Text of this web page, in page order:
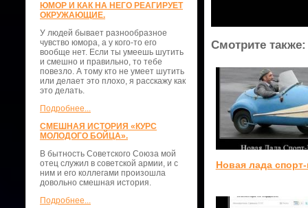
ЮМОР И КАК НА НЕГО РЕАГИРУЕТ
ОКРУЖАЮЩИЕ.
У людей бывает разнообразное
чувство юмора, а у кого-то его
вообще нет. Если ты умеешь шутить
и смешно и правильно, то тебе
повезло. А тому кто не умеет шутить
или делает это плохо, я расскажу как
это делать.
Подробнее...
СМЕШНАЯ ИСТОРИЯ «КУРС
МОЛОДОГО БОЙЦА».
В бытность Советского Союза мой
отец служил в советской армии, и с
ним и его коллегами произошла
довольно смешная история.
Подробнее...
Смотрите также:
Новая лада спорт-